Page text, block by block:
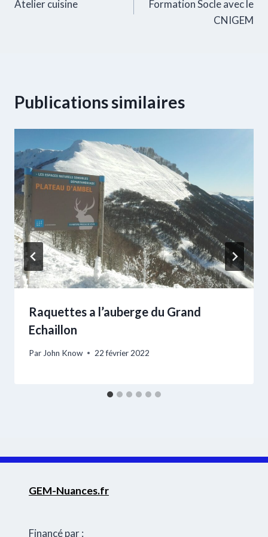
de
Atelier cuisine
Formation Socle avec le
CNIGEM
Publications similaires
Raquettes a l’auberge du Grand
Echaillon
Par John Know 22 février 2022
GEM-Nuances.fr
Financé par :